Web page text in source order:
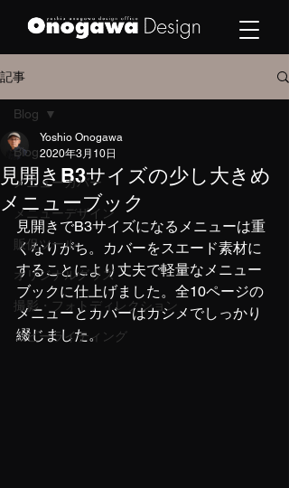
記事
Blog
メニューカバー
メニューデザイン
販促ツール
オリジナルグッズ
撮影・フォトディレクション
コピーライティング
Blog
見開きB3サイズの少し大きめ
メニューブック
Yoshio Onogawa
2020年3月10日
見開きでB3サイズになるメニューは重
くなりがち。カバーをスエード素材に
することにより丈夫で軽量なメニュー
ブックに仕上げました。全10ページの
メニューとカバーはカシメでしっかり
綴じました。